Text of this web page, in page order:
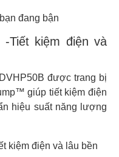
-Tiết kiệm điện và
được trang bị
giúp tiết kiệm điện
hiệu suất năng lượng